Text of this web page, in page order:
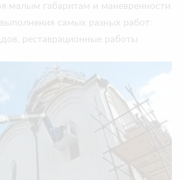
малым габаритам и маневренности
самых разных работ:
реставрационные работы